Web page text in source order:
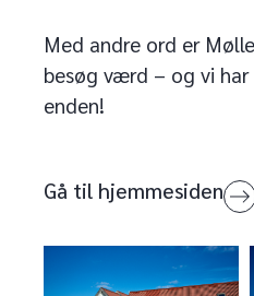
Med andre ord er
besøg værd – og vi
enden!
Gå til hjemmesiden